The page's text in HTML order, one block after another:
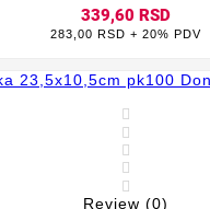
  
339,60 RSD
283,00 RSD + 20% PDV





Review (0)